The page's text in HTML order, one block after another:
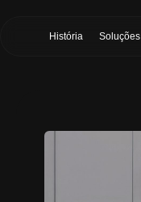
História Soluções